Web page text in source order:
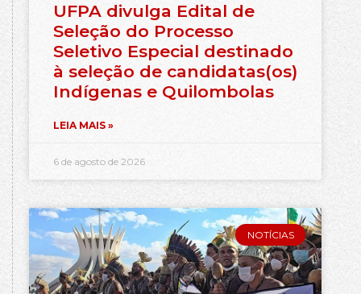
UFPA divulga Edital de
Seleção do Processo
Seletivo Especial destinado
à seleção de candidatas(os)
Indígenas e Quilombolas
LEIA MAIS »
6 de agosto de 2026
NOTÍCIAS